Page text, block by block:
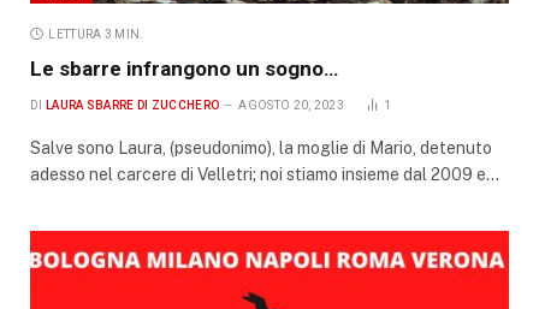
LETTURA 3 MIN.
Le sbarre infrangono un sogno…
DI LAURA SBARRE DI ZUCCHERO AGOSTO 20, 2023 1
Salve sono Laura, (pseudonimo), la moglie di Mario, detenuto
adesso nel carcere di Velletri; noi stiamo insieme dal 2009 e…